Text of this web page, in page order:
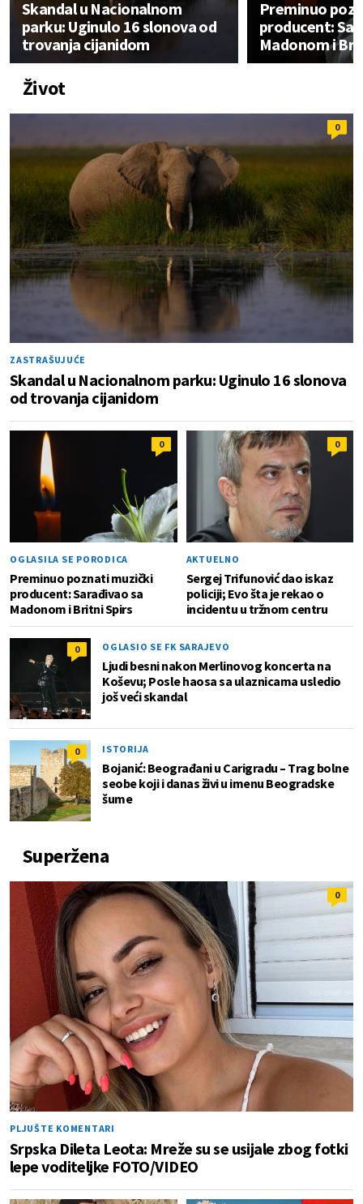
Skandal u Nacionalnom
parku: Uginulo 16 slonova od
trovanja cijanidom
Preminuo
producent:
Madonom i
Život
0
ZASTRAŠUJUĆE
Skandal u Nacionalnom parku: Uginulo 16 slonova
od trovanja cijanidom
0
OGLASILA SE PORODICA
Preminuo poznati muzički
producent: Sarađivao sa
Madonom i Britni Spirs
0
AKTUELNO
Sergej Trifunović dao iskaz
policiji; Evo šta je rekao o
incidentu u tržnom centru
0 OGLASIO SE FK SARAJEVO
Ljudi besni nakon Merlinovog koncerta na
Koševu; Posle haosa sa ulaznicama usledio
još veći skandal
0 ISTORIJA
Bojanić: Beograđani u Carigradu – Тrag bolne
seobe koji i danas živi u imenu Beogradske
šume
Superžena
0
PLJUŠTE KOMENTARI
Srpska Dileta Leota: Mreže su se usijale zbog fotki
lepe voditeljke FOTO/VIDEO